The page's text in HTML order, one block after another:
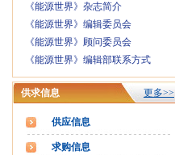
《能源世界》杂志简介
《能源世界》编辑委员会
《能源世界》顾问委员会
《能源世界》编辑部联系方式
供求信息 更多>>
供应信息
求购信息